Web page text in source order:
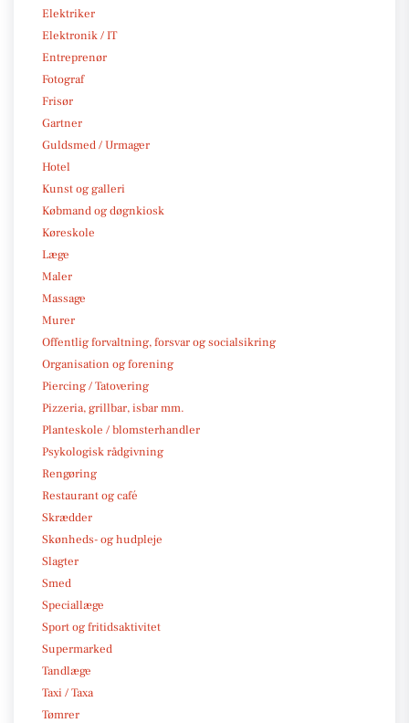
Elektriker
Elektronik / IT
Entreprenør
Fotograf
Frisør
Gartner
Guldsmed / Urmager
Hotel
Kunst og galleri
Købmand og døgnkiosk
Køreskole
Læge
Maler
Massage
Murer
Offentlig forvaltning, forsvar og socialsikring
Organisation og forening
Piercing / Tatovering
Pizzeria, grillbar, isbar mm.
Planteskole / blomsterhandler
Psykologisk rådgivning
Rengøring
Restaurant og café
Skrædder
Skønheds- og hudpleje
Slagter
Smed
Speciallæge
Sport og fritidsaktivitet
Supermarked
Tandlæge
Taxi / Taxa
Tømrer